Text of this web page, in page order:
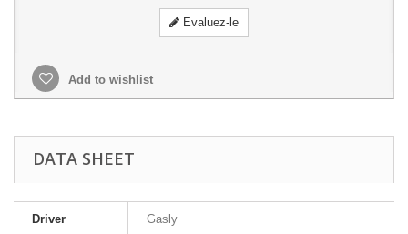
Evaluez-le
Add to wishlist
DATA SHEET
Driver Gasly